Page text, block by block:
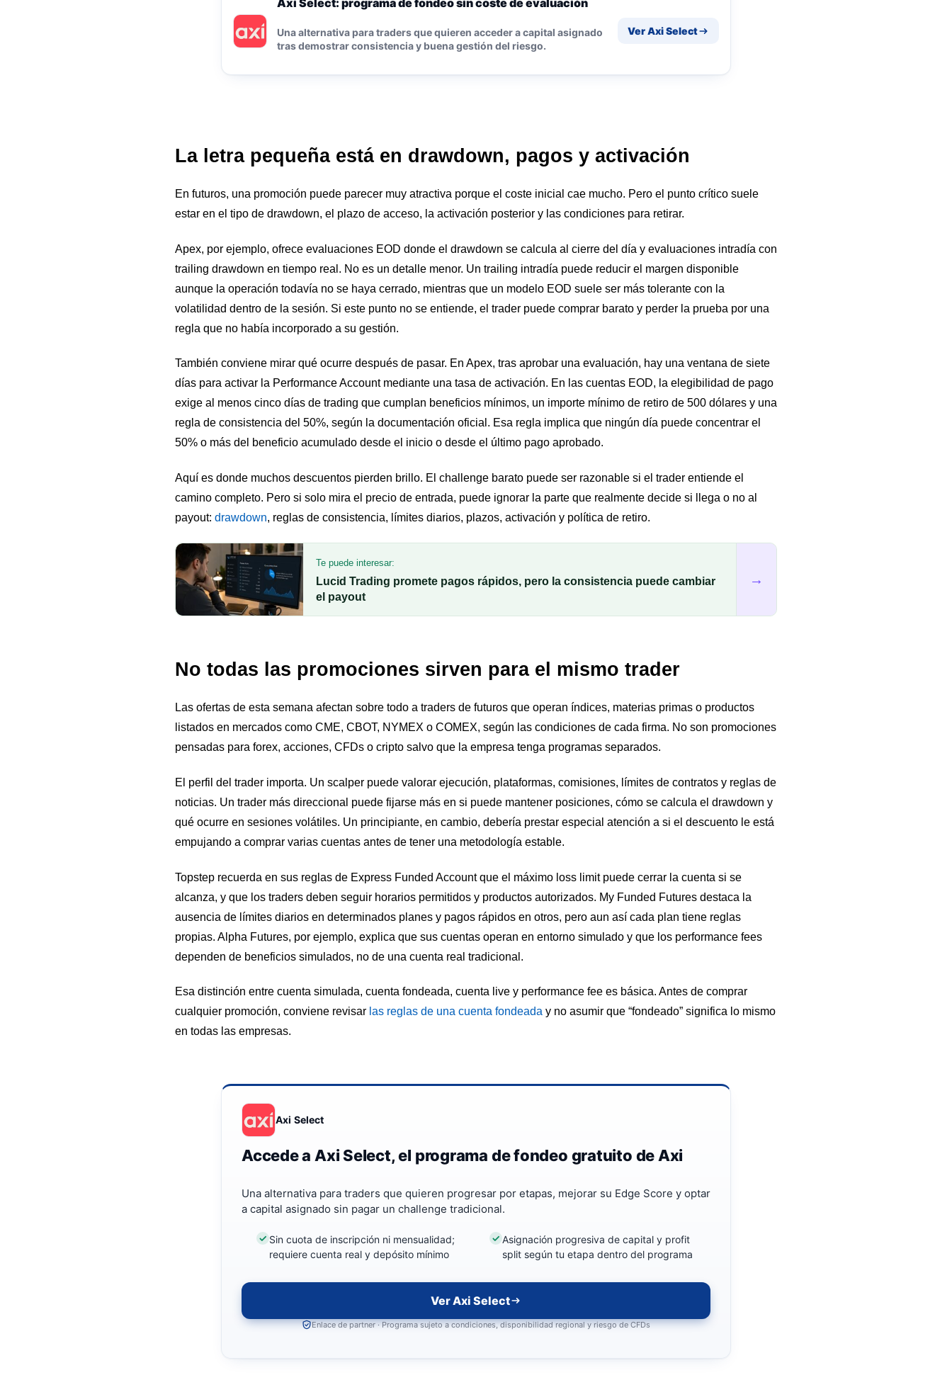
Una alternativa para traders que quieren acceder a capital asignado
tras demostrar consistencia y buena gestión del riesgo.
Ver Axi Select
La letra pequeña está en drawdown, pagos y activación
En futuros, una promoción puede parecer muy atractiva porque el coste inicial cae mucho. Pero el punto crítico suele
estar en el tipo de drawdown, el plazo de acceso, la activación posterior y las condiciones para retirar.
Apex, por ejemplo, ofrece evaluaciones EOD donde el drawdown se calcula al cierre del día y evaluaciones intradía con
trailing drawdown en tiempo real. No es un detalle menor. Un trailing intradía puede reducir el margen disponible
aunque la operación todavía no se haya cerrado, mientras que un modelo EOD suele ser más tolerante con la
volatilidad dentro de la sesión. Si este punto no se entiende, el trader puede comprar barato y perder la prueba por una
regla que no había incorporado a su gestión.
También conviene mirar qué ocurre después de pasar. En Apex, tras aprobar una evaluación, hay una ventana de siete
días para activar la Performance Account mediante una tasa de activación. En las cuentas EOD, la elegibilidad de pago
exige al menos cinco días de trading que cumplan beneficios mínimos, un importe mínimo de retiro de 500 dólares y una
regla de consistencia del 50%, según la documentación oficial. Esa regla implica que ningún día puede concentrar el
50% o más del beneficio acumulado desde el inicio o desde el último pago aprobado.
Aquí es donde muchos descuentos pierden brillo. El challenge barato puede ser razonable si el trader entiende el
camino completo. Pero si solo mira el precio de entrada, puede ignorar la parte que realmente decide si llega o no al
payout: drawdown, reglas de consistencia, límites diarios, plazos, activación y política de retiro.
Te puede interesar:
Lucid Trading promete pagos rápidos, pero la consistencia puede cambiar
el payout
→
No todas las promociones sirven para el mismo trader
Las ofertas de esta semana afectan sobre todo a traders de futuros que operan índices, materias primas o productos
listados en mercados como CME, CBOT, NYMEX o COMEX, según las condiciones de cada firma. No son promociones
pensadas para forex, acciones, CFDs o cripto salvo que la empresa tenga programas separados.
El perfil del trader importa. Un scalper puede valorar ejecución, plataformas, comisiones, límites de contratos y reglas de
noticias. Un trader más direccional puede fijarse más en si puede mantener posiciones, cómo se calcula el drawdown y
qué ocurre en sesiones volátiles. Un principiante, en cambio, debería prestar especial atención a si el descuento le está
empujando a comprar varias cuentas antes de tener una metodología estable.
Topstep recuerda en sus reglas de Express Funded Account que el máximo loss limit puede cerrar la cuenta si se
alcanza, y que los traders deben seguir horarios permitidos y productos autorizados. My Funded Futures destaca la
ausencia de límites diarios en determinados planes y pagos rápidos en otros, pero aun así cada plan tiene reglas
propias. Alpha Futures, por ejemplo, explica que sus cuentas operan en entorno simulado y que los performance fees
dependen de beneficios simulados, no de una cuenta real tradicional.
Esa distinción entre cuenta simulada, cuenta fondeada, cuenta live y performance fee es básica. Antes de comprar
cualquier promoción, conviene revisar las reglas de una cuenta fondeada y no asumir que “fondeado” significa lo mismo
en todas las empresas.
Axi Select
Accede a Axi Select, el programa de fondeo gratuito de Axi
Una alternativa para traders que quieren progresar por etapas, mejorar su Edge Score y optar
a capital asignado sin pagar un challenge tradicional.
Sin cuota de inscripción ni mensualidad;
requiere cuenta real y depósito mínimo
Asignación progresiva de capital y profit
split según tu etapa dentro del programa
Ver Axi Select
Enlace de partner · Programa sujeto a condiciones, disponibilidad regional y riesgo de CFDs